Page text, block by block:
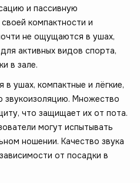
и пассивную
компактности и
не ощущаются в ушах,
активных видов спорта,
в зале.
ушах, компактные и лёгкие,
звукоизоляцию. Множество
что защищает их от пота.
могут испытывать
ношении. Качество звука
от посадки в